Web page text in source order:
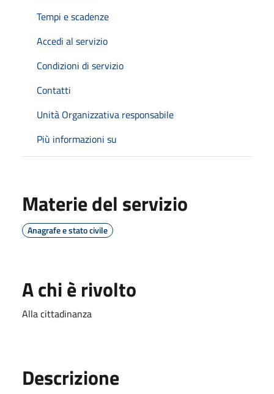
Tempi e scadenze
Accedi al servizio
Condizioni di servizio
Contatti
Unità Organizzativa responsabile
Più informazioni su
Materie del servizio
Anagrafe e stato civile
A chi è rivolto
Alla cittadinanza
Descrizione